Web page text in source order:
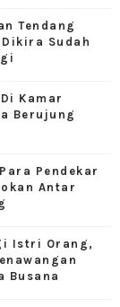
Tendang
Sudah
Kamar
Berujung
Pendekar
Antar
Istri Orang,
Busana